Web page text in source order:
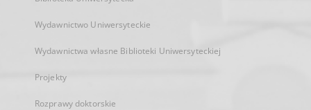
Wydawnictwo Uniwersyteckie
Wydawnictwa własne Biblioteki Uniwersyteckiej
Projekty
Rozprawy doktorskie